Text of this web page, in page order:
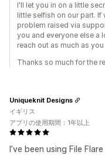
I'll let you in on a little
little selfish on our part.
problem raised via
you and everyone else a
reach out as much as you
Thanks so much for the
I’ve been using File
Uniqueknit Designs
イギリス
アプリの使用期間：1年以上